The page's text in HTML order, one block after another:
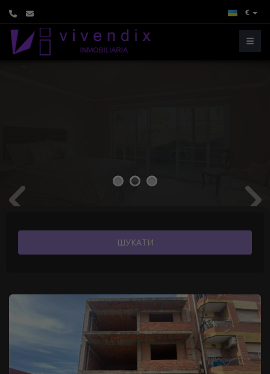
€
3
ШУКАТИ